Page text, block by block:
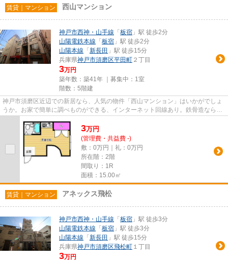
賃貸｜マンション 西山マンション
神戸市西神・山手線 「 板宿 」駅 徒歩2分
山陽電鉄本線 「 板宿 」駅 徒歩2分
山陽本線 「 新長田 」駅 徒歩15分
兵庫県神戸市須磨区平田町 ２丁目
3万円
築年数：築41年 ｜募集中： 1室
階数：5階建
神戸市須磨区近辺での新居なら、人気の物件「西山マンション」はいかがでしょ
うか。お家で簡単に調べものができる、インターネット回線あり。鉄骨造なら、
3万円
(管理費・共益費 -)
敷：0万円｜礼：0万円
所在階：2階
間取り：1R
面積：15.00㎡
賃貸｜マンション アネックス飛松
神戸市西神・山手線 「 板宿 」駅 徒歩3分
山陽電鉄本線 「 板宿 」駅 徒歩3分
山陽本線 「 新長田 」駅 徒歩15分
兵庫県神戸市須磨区飛松町 １丁目
3万円